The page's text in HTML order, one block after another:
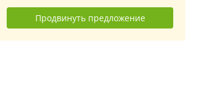
Продвинуть предложение